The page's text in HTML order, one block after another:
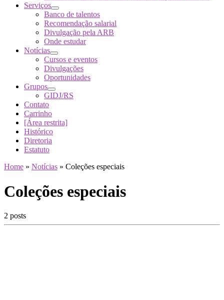
Serviços
Banco de talentos
Recomendação salarial
Divulgação pela ARB
Onde estudar
Notícias
Cursos e eventos
Divulgações
Oportunidades
Grupos
GIDJ/RS
Contato
Carrinho
[Área restrita]
Histórico
Diretoria
Estatuto
Home » Notícias » Coleções especiais
Coleções especiais
2 posts